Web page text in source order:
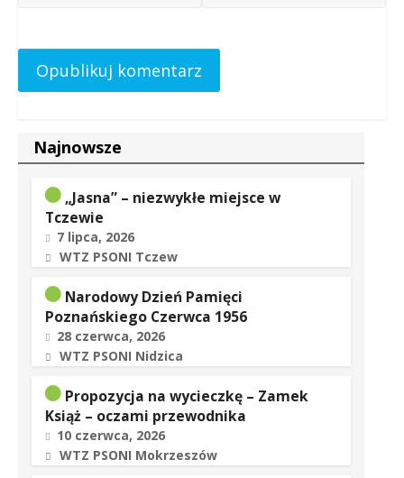
Najnowsze
„Jasna” – niezwykłe miejsce w
Tczewie
7 lipca, 2026
WTZ PSONI Tczew
Narodowy Dzień Pamięci
Poznańskiego Czerwca 1956
28 czerwca, 2026
WTZ PSONI Nidzica
Propozycja na wycieczkę – Zamek
Książ – oczami przewodnika
10 czerwca, 2026
WTZ PSONI Mokrzeszów